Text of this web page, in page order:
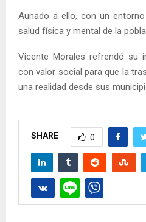
Aunado a ello, con un
salud física y mental de la
Vicente Morales refrendó su
con valor social para que la
una realidad desde sus
SHARE 0